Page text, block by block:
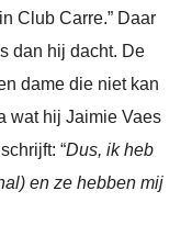
Club Carre.” Daar
dan hij dacht. De
dame die niet kan
wat hij Jaimie Vaes
schrijft: “Dus, ik heb
en ze hebben mij